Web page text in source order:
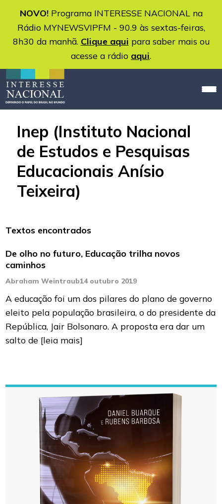
NOVO!Programa INTERESSE NACIONAL na
Rádio MYNEWSVIPFM - 90.9 às sextas-feiras,
8h30 da manhã. Clique aqui para saber mais ou
acesse a rádio aqui.
Inep (Instituto Nacional
de Estudos e Pesquisas
Educacionais Anísio
Teixeira)
Textos encontrados
De olho no futuro, Educação trilha novos
caminhos
Abraham Weintraub14 outubro 2019
A educação foi um dos pilares do plano de governo
eleito pela população brasileira, o do presidente da
República, Jair Bolsonaro. A proposta era dar um
salto de [leia mais]